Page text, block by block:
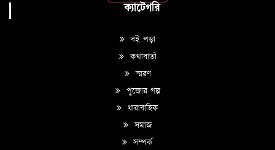
ক্যাটেগরি
বই পড়া
কথাবার্তা
স্মরণ
পুজোর গল্প
ধারাবাহিক
সমাজ
সম্পর্ক